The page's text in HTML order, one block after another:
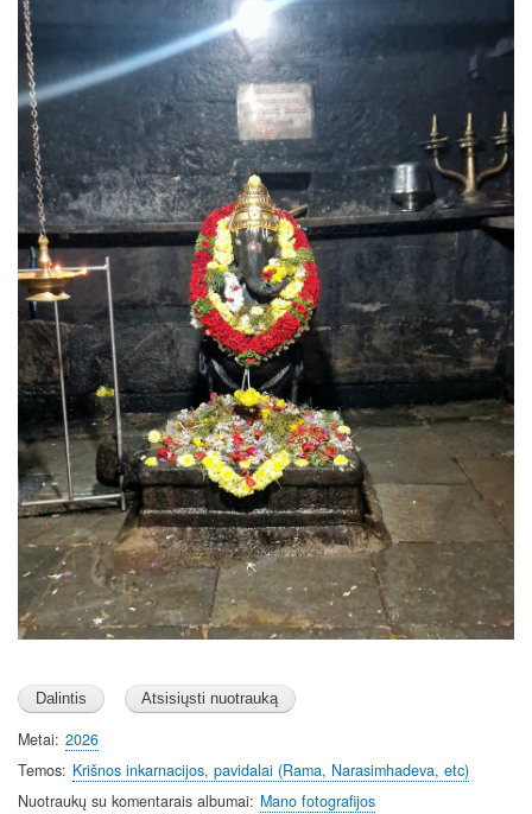
Metai 2026
Temos Krišnos inkarnacijos, pavidalai (Rama, Narasimhadeva, etc)
Nuotraukų su komentarais albumai
Mano fotografijos